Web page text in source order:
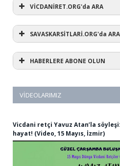
VİCDANİRET.ORG'da ARA
SAVASKARSİTLARİ.ORG'da ARA
HABERLERE ABONE OLUN
VIDEOLARIMIZ
Vicdani retçi Yavuz Atan’la
hayat! (Video, 15 Mayıs, İzmir)